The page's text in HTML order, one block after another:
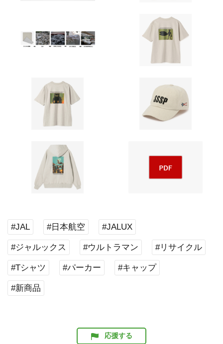
#JAL #日本航空 #JALUX
#ジャルックス #ウルトラマン #リサイクル
#Tシャツ #パーカー #キャップ
#新商品
応援する